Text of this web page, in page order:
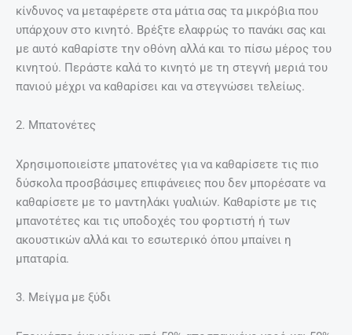
κίνδυνος να μεταφέρετε στα μάτια σας τα μικρόβια που
υπάρχουν στο κινητό. Βρέξτε ελαφρώς το πανάκι σας και
με αυτό καθαρίστε την οθόνη αλλά και το πίσω μέρος του
κινητού. Περάστε καλά το κινητό με τη στεγνή μεριά του
πανιού μέχρι να καθαρίσει και να στεγνώσει τελείως.
2. Μπατονέτες
Χρησιμοποιείστε μπατονέτες για να καθαρίσετε τις πιο
δύσκολα προσβάσιμες επιφάνειες που δεν μπορέσατε να
καθαρίσετε με το μαντηλάκι γυαλιών. Καθαρίστε με τις
μπανοτέτες και τις υποδοχές του φορτιστή ή των
ακουστικών αλλά και το εσωτερικό όπου μπαίνει η
μπαταρία.
3. Μείγμα με ξύδι